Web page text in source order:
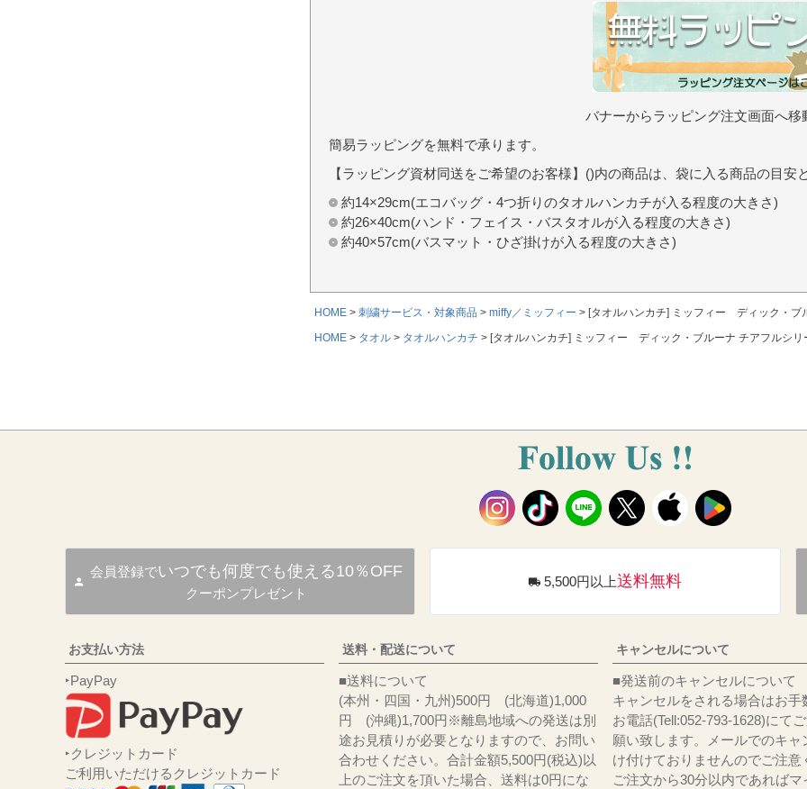
バナーからラッピング注文画面へ移
簡易ラッピングを無料で承ります。
【ラッピング資材同送をご希望のお客様】()内の商品は、袋に入る商品の目安
約14×29cm(エコバッグ・4つ折りのタオルハンカチが入る程度の大きさ)
約26×40cm(ハンド・フェイス・バスタオルが入る程度の大きさ)
約40×57cm(バスマット・ひざ掛けが入る程度の大きさ)
HOME 刺繍サービス・対象商品 miffy／ミッフィー
[タオルハンカチ] ミッフィー ディック・ブ
HOME
タオル タオルハンカチ [タオルハンカチ] ミッフィー ディック・ブルーナ チアフルシリ
会員登録でいつでも何度でも使える10％OFF
クーポンプレゼント
5,500円以上送料無料
お支払い方法
‣PayPay
‣クレジットカード
ご利用いただけるクレジットカード
送料・配送について
■送料について
(本州・四国・九州)500円 (北海道)1,000
円 (沖縄)1,700円※離島地域への発送は別
途お見積りが必要となりますので、お問い
合わせください。合計金額5,500円(税込)以
上のご注文を頂いた場合、送料は0円にな
キャンセルについて
■発送前のキャンセルについて
キャンセルをされる場合はお手
お電話(Tell:052-793-1628)にて
願い致します。メールでのキャ
け付けておりませんのでご注意
ご注文から30分以内であればマ